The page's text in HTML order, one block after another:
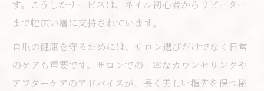
ネイルでコストと満足度の両立術
駅近で便利なネイル体験を楽しむ
駅近ネイルサロンで手軽にきれい体験
都筑区の便利なネイルサロン特集
す。こうしたサービスは、ネイル初心者からリピーター
まで幅広い層に支持されています。
自爪の健康を守るためには、サロン選びだけでなく日常
のケアも重要です。サロンでの丁寧なカウンセリングや
アフターケアのアドバイスが、長く美しい指先を保つ秘